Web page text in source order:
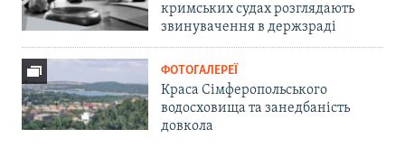
кримських судах розглядають
звинувачення в держзраді
ФОТОГАЛЕРЕЇ
Краса Сімферопольського
водосховища та занедбаність
довкола